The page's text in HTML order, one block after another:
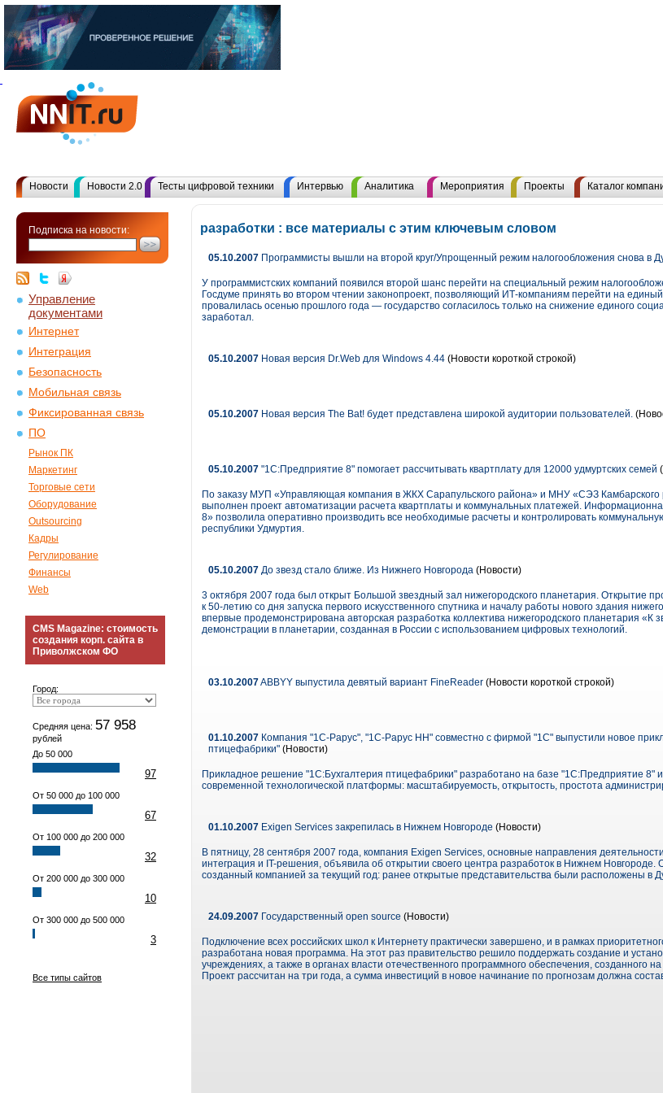
Новости Новости 2.0 Тесты цифровой техники Интервью Аналитика Мероприятия Проекты Каталог
Подписка на новости:
Управление
документами
Интернет
Интеграция
Безопасность
Мобильная связь
Фиксированная связь
ПО
Рынок ПК
Маркетинг
Торговые сети
Оборудование
Outsourcing
Кадры
Регулирование
Финансы
Web
CMS Magazine: стоимость
создания корп. сайта в
Приволжском ФО
Город:
Средняя цена: 57 958
рублей
До 50 000
97
От 50 000 до 100 000
67
От 100 000 до 200 000
32
От 200 000 до 300 000
10
От 300 000 до 500 000
3
Все типы сайтов
разработки : все материалы с этим ключевым словом
05.10.2007 Программисты вышли на второй круг/Упрощенный режим налогообложения снова в
У программистских компаний появился второй шанс перейти на специальный режим
Госдуме принять во втором чтении законопроект, позволяющий ИТ-компаниям перейти на
провалилась осенью прошлого года — государство согласилось только на снижение единого
заработал.
05.10.2007 Новая версия Dr.Web для Windows 4.44 (Новости короткой строкой)
05.10.2007 Новая версия The Bat! будет представлена широкой аудитории пользователей.
05.10.2007 "1С:Предприятие 8" помогает рассчитывать квартплату для 12000 удмуртских семей
По заказу МУП «Управляющая компания в ЖКХ Сарапульского района» и МНУ «СЭЗ
выполнен проект автоматизации расчета квартплаты и коммунальных платежей.
8» позволила оперативно производить все необходимые расчеты и контролировать
республики Удмуртия.
05.10.2007 До звезд стало ближе. Из Нижнего Новгорода (Новости)
3 октября 2007 года был открыт Большой звездный зал нижегородского планетария. Открытие
к 50-летию со дня запуска первого искусственного спутника и началу работы нового здания
впервые продемонстрирована авторская разработка коллектива нижегородского планетария «К
демонстрации в планетарии, созданная в России с использованием цифровых технологий.
03.10.2007ABBYY выпустила девятый вариант FineReader (Новости короткой строкой)
01.10.2007 Компания "1С-Рарус", "1С-Рарус НН" совместно с фирмой "1С" выпустили новое
птицефабрики" (Новости)
Прикладное решение "1С:Бухгалтерия птицефабрики" разработано на базе "1С:Предприятие 8"
современной технологической платформы: масштабируемость, открытость, простота
01.10.2007 Exigen Services закрепилась в Нижнем Новгороде (Новости)
В пятницу, 28 сентября 2007 года, компания Exigen Services, основные направления
интеграция и IT-решения, объявила об открытии своего центра разработок в Нижнем
созданный компанией за текущий год: ранее открытые представительства были расположены в
24.09.2007 Государственный open source (Новости)
Подключение всех российских школ к Интернету практически завершено, и в рамках
разработана новая программа. На этот раз правительство решило поддержать создание и
учреждениях, а также в органах власти отечественного программного обеспечения, созданного
Проект рассчитан на три года, а сумма инвестиций в новое начинание по прогнозам должна